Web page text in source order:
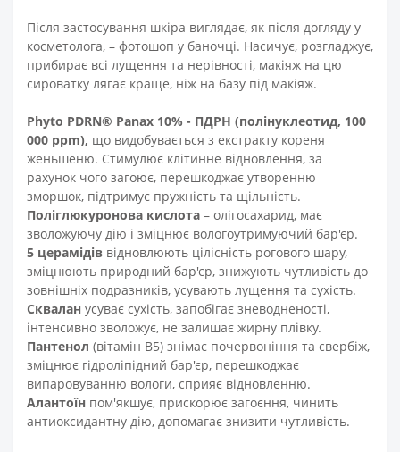
Після застосування шкіра виглядає, як після догляду у
косметолога, – фотошоп у баночці. Насичує, розгладжує,
прибирає всі лущення та нерівності, макіяж на цю
сироватку лягає краще, ніж на базу під макіяж.
Phyto PDRN® Panax 10% - ПДРН (полінуклеотид, 100
000 ppm), що видобувається з екстракту кореня
женьшеню. Стимулює клітинне відновлення, за
рахунок чого загоює, перешкоджає утворенню
зморшок, підтримує пружність та щільність.
Поліглюкуронова кислота – олігосахарид, має
зволожуючу дію і зміцнює вологоутримуючий бар'єр.
5 церамідів відновлюють цілісність рогового шару,
зміцнюють природний бар'єр, знижують чутливість до
зовнішніх подразників, усувають лущення та сухість.
Сквалан усуває сухість, запобігає зневодненості,
інтенсивно зволожує, не залишає жирну плівку.
Пантенол (вітамін B5) знімає почервоніння та свербіж,
зміцнює гідроліпідний бар'єр, перешкоджає
випаровуванню вологи, сприяє відновленню.
Алантоїн пом'якшує, прискорює загоєння, чинить
антиоксидантну дію, допомагає знизити чутливість.